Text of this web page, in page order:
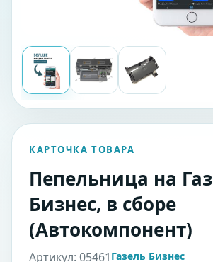
КАРТОЧКА ТОВАРА
Пепельница на
Бизнес, в сборе
(Автокомпонент)
Артикул: 05461 Газель Бизнес